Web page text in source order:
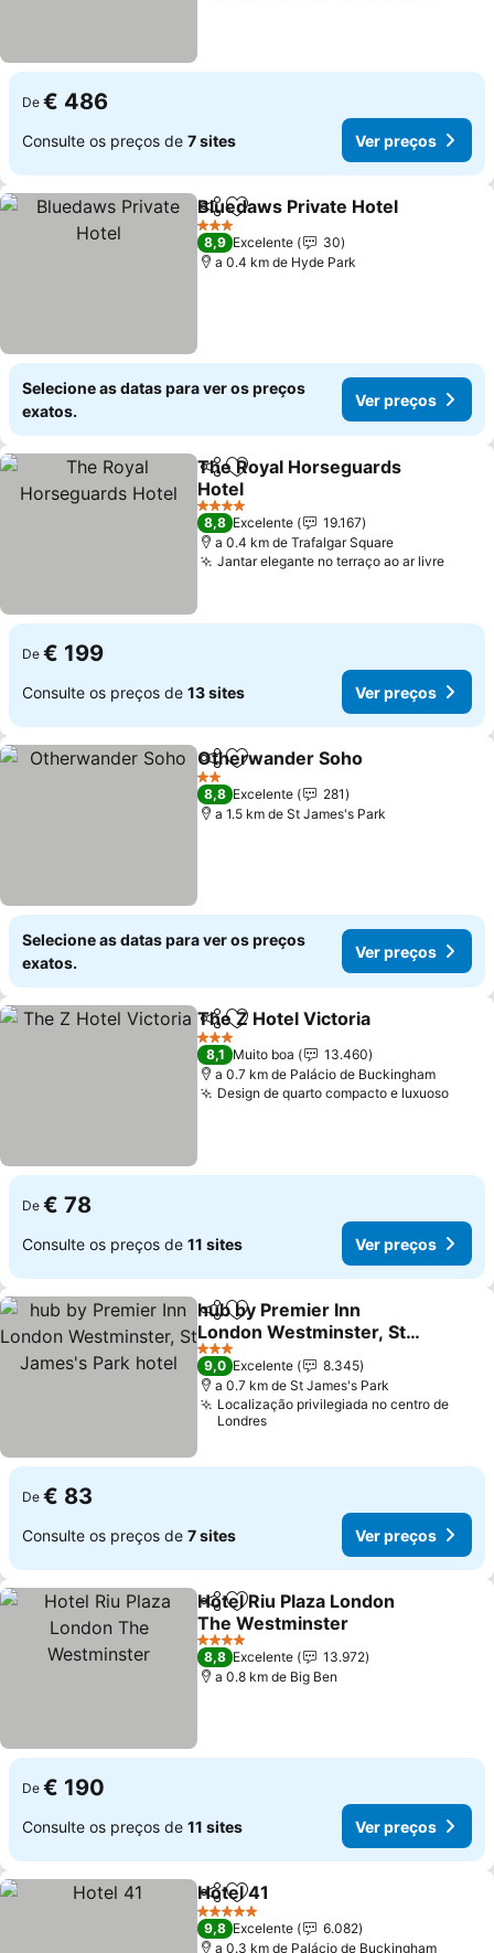
De € 486
Consulte os preços de 7 sites Ver preços
PartilharAdicionar aos favoritos
Bluedaws Private Hotel
3 Estrelas
8,9 Excelente
30
a 0.4 km de Hyde Park
Selecione as datas para ver os preços
exatos.
Ver preços
PartilharAdicionar aos favoritos
The Royal Horseguards
Hotel
Ver preços
4 Estrelas
8,8 Excelente
19.167
a 0.4 km de Trafalgar Square
Jantar elegante no terraço ao ar livreVer
De € 199
Consulte os preços de 13 sites Ver preços
PartilharAdicionar aos favoritos
Otherwander Soho
2 Estrelas
8,8 Excelente
281
a 1.5 km de St James's Park
Selecione as datas para ver os preços
exatos.
Ver preços
PartilharAdicionar aos favoritos
The Z Hotel Victoria
3 Estrelas
8,1 Muito boa
13.460
a 0.7 km de Palácio de Buckingham
Design de quarto compacto e luxuosoVer
De € 78
Consulte os preços de 11 sites Ver preços
PartilharAdicionar aos favoritos
hub by Premier Inn
London Westminster, St
James's Park hotel
Ver preços
3 Estrelas
9,0 Excelente
8.345
a 0.7 km de St James's Park
Localização privilegiada no centro de
Londres
De € 83
Consulte os preços de 7 sites Ver preços
PartilharAdicionar aos favoritos
Hotel Riu Plaza London
The Westminster
Ver preços
4 Estrelas
8,8 Excelente
13.972
a 0.8 km de Big Ben
De € 190
Consulte os preços de 11 sites Ver preços
PartilharAdicionar aos favoritos
Hotel 41
5 Estrelas
9,8 Excelente
6.082
a 0.3 km de Palácio de Buckingham